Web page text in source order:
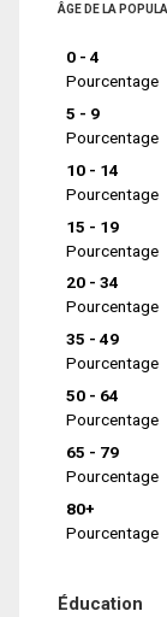
ÂGE DE LA
0 - 4
Pourcentage
5 - 9
Pourcentage
10 - 14
Pourcentage
15 - 19
Pourcentage
20 - 34
Pourcentage
35 - 49
Pourcentage
50 - 64
Pourcentage
65 - 79
Pourcentage
80+
Pourcentage
Éducation